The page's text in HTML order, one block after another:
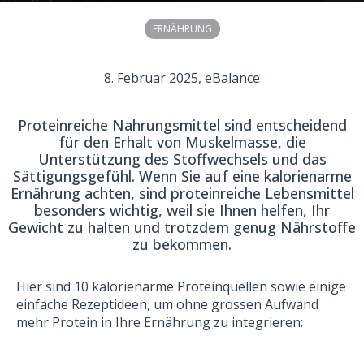
ERNÄHRUNG
8. Februar 2025, eBalance
Proteinreiche Nahrungsmittel sind entscheidend
für den Erhalt von Muskelmasse, die
Unterstützung des Stoffwechsels und das
Sättigungsgefühl. Wenn Sie auf eine kalorienarme
Ernährung achten, sind proteinreiche Lebensmittel
besonders wichtig, weil sie Ihnen helfen, Ihr
Gewicht zu halten und trotzdem genug Nährstoffe
zu bekommen.
Hier sind 10 kalorienarme Proteinquellen sowie einige
einfache Rezeptideen, um ohne grossen Aufwand
mehr Protein in Ihre Ernährung zu integrieren: